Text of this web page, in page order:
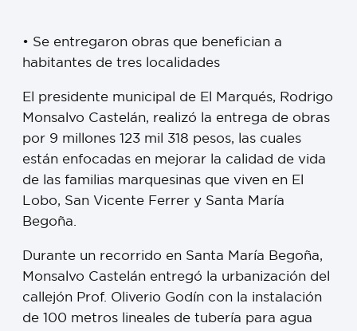
•⁠ ⁠Se entregaron obras que benefician a
habitantes de tres localidades
El presidente municipal de El Marqués, Rodrigo
Monsalvo Castelán, realizó la entrega de obras
por 9 millones 123 mil 318 pesos, las cuales
están enfocadas en mejorar la calidad de vida
de las familias marquesinas que viven en El
Lobo, San Vicente Ferrer y Santa María
Begoña.
Durante un recorrido en Santa María Begoña,
Monsalvo Castelán entregó la urbanización del
callejón Prof. Oliverio Godín con la instalación
de 100 metros lineales de tubería para agua